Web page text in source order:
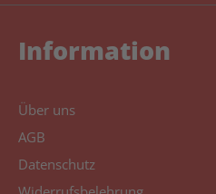
Information
Über uns
AGB
Datenschutz